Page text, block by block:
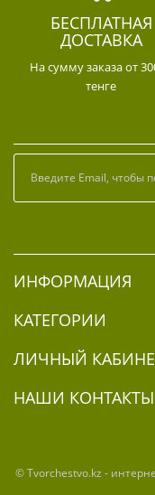
БЕСПЛАТНАЯ
ДОСТАВКА
На сумму заказа от
тенге
ИНФОРМАЦИЯ
КАТЕГОРИИ
ЛИЧНЫЙ
НАШИ КОНТАКТЫ
© Tvorchestvo.kz -